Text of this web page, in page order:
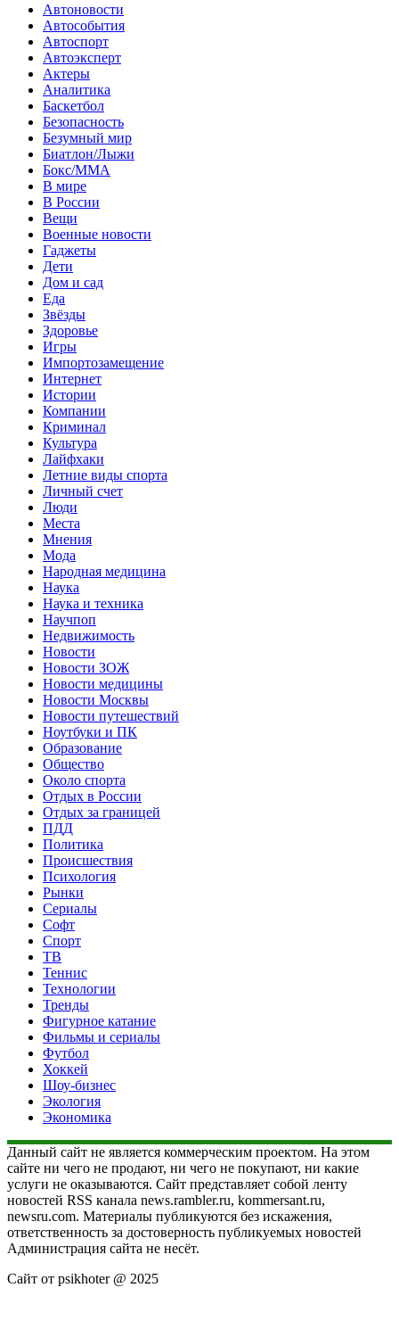
Автоновости
Автособытия
Автоспорт
Автоэксперт
Актеры
Аналитика
Баскетбол
Безопасность
Безумный мир
Биатлон/Лыжи
Бокс/MMA
В мире
В России
Вещи
Военные новости
Гаджеты
Дети
Дом и сад
Еда
Звёзды
Здоровье
Игры
Импортозамещение
Интернет
Истории
Компании
Криминал
Культура
Лайфхаки
Летние виды спорта
Личный счет
Люди
Места
Мнения
Мода
Народная медицина
Наука
Наука и техника
Научпоп
Недвижимость
Новости
Новости ЗОЖ
Новости медицины
Новости Москвы
Новости путешествий
Ноутбуки и ПК
Образование
Общество
Около спорта
Отдых в России
Отдых за границей
ПДД
Политика
Происшествия
Психология
Рынки
Сериалы
Софт
Спорт
ТВ
Теннис
Технологии
Тренды
Фигурное катание
Фильмы и сериалы
Футбол
Хоккей
Шоу-бизнес
Экология
Экономика
Данный сайт не является коммерческим проектом. На этом
сайте ни чего не продают, ни чего не покупают, ни какие
услуги не оказываются. Сайт представляет собой ленту
новостей RSS канала news.rambler.ru, kommersant.ru,
newsru.com. Материалы публикуются без искажения,
ответственность за достоверность публикуемых новостей
Администрация сайта не несёт.
Сайт от psikhoter @ 2025